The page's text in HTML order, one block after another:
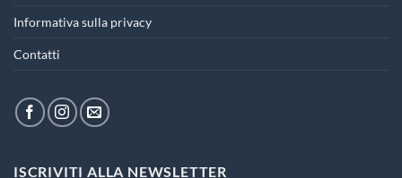
Informativa sulla privacy
Contatti
ISCRIVITI ALLA NEWSLETTER